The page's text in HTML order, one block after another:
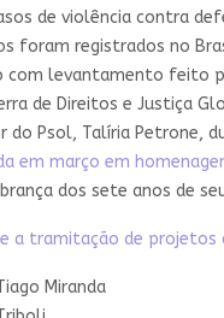
de violência contra
foram registrados no
com levantamento feito
de Direitos e Justiça
do Psol, Talíria Petrone,
em março em
dos sete anos de
a tramitação de projetos
Miranda